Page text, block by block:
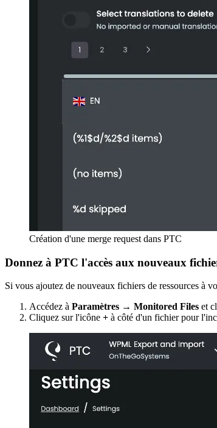
Création d'une merge request dans PTC
Donnez à PTC l'accès aux nouveaux
Si vous ajoutez de nouveaux fichiers de ressources à
Accédez à Paramètres → Monitored Files et
Cliquez sur l'icône + à côté d'un fichier pour